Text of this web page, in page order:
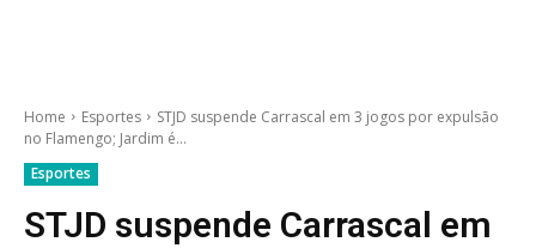
Home Esportes
STJD suspende Carrascal em 3 jogos por expulsão
no Flamengo; Jardim é...
Esportes
STJD suspende Carrascal em